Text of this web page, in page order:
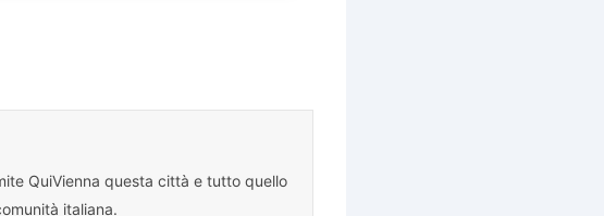
QuiVienna questa città e tutto quello
italiana.